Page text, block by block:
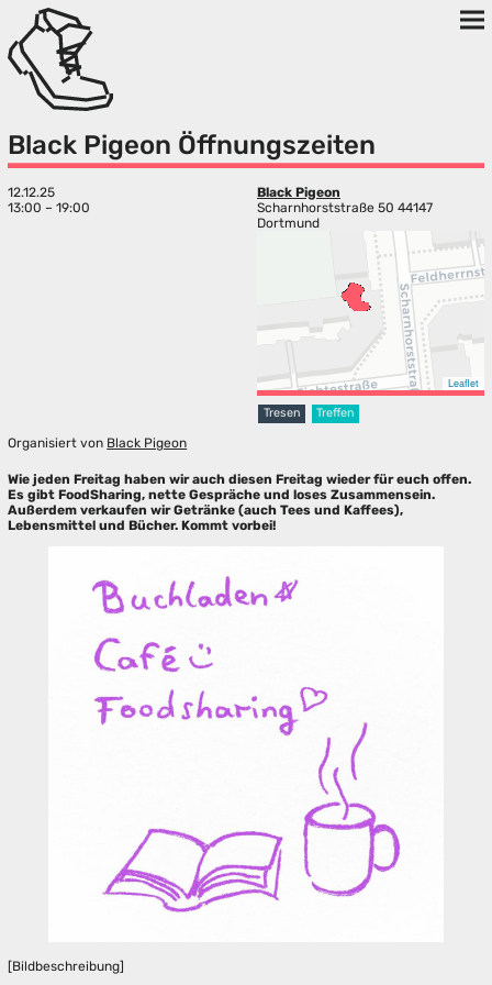
Black Pigeon Öffnungszeiten
12.12.25
13:00 – 19:00
Black Pigeon
Scharnhorststraße 50 44147
Dortmund
Leaflet
Tresen Treffen
Organisiert von Black Pigeon
Wie jeden Freitag haben wir auch diesen Freitag wieder für euch offen.
Es gibt FoodSharing, nette Gespräche und loses Zusammensein.
Außerdem verkaufen wir Getränke (auch Tees und Kaffees),
Lebensmittel und Bücher. Kommt vorbei!
[Bildbeschreibung]